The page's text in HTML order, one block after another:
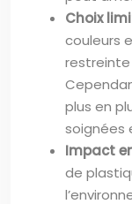
Choix
couleurs
restreinte
plus en
soignées
Impact
de